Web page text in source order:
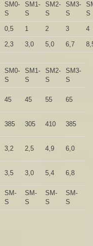
SM0-
S
SM1-
S
SM2-
S
SM3-
S
S
0,5 1 2 3 4
2,3 3,0 5,0 6,7
SM0-
S
SM1-
S
SM2-
S
SM3-
S
45 45 55 65
385 305 410 385
3,2 2,5 4,9 6,0
3,5 3,0 5,4 6,8
SM-
S
SM-
S
SM-
S
SM-
S